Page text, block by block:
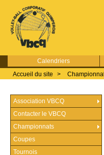
Calendriers
Accueil du site
>
Association VBCQ
Contacter le VBCQ
Championnats
Coupes
Tournois